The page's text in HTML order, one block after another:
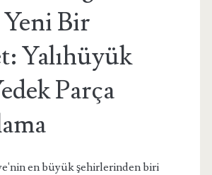
Bir
Yalıhüyük
Parça
en büyük şehirlerinden biri